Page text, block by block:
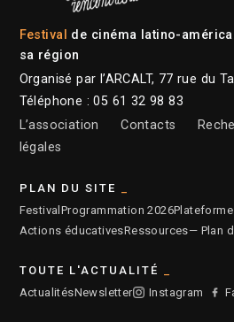
Festival de cinéma latino-
sa région
Organisé par l’ARCALT, 77 rue du
Téléphone : 05 61 32 98 83
L’association
Contacts
légales
PLAN DU SITE
Festival Programmation 2026
Actions éducativesRessources— Plan
TOUTE L'ACTUALITÉ
ActualitésNewsletter Instagram